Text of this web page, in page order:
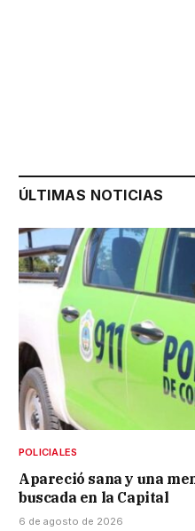
ÚLTIMAS NOTICIAS
POLICIALES
Apareció sana y una
buscada en la Capital
6 de agosto de 2026